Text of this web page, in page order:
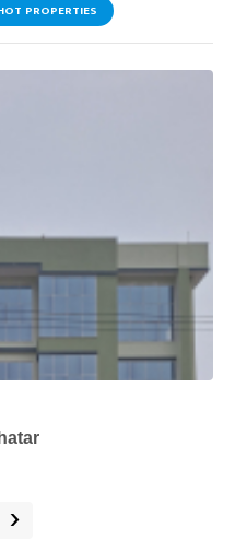
PROPERTIES
›